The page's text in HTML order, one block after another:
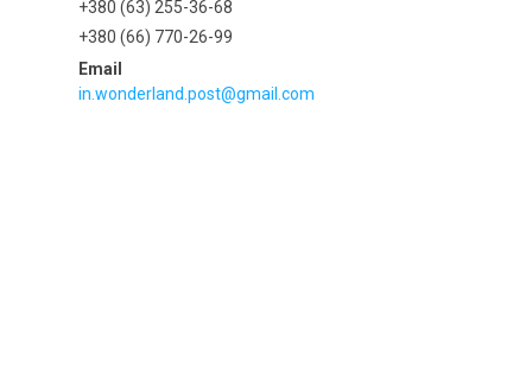
+380 (63) 255-36-68
+380 (66) 770-26-99
in.wonderland.post@gmail.com